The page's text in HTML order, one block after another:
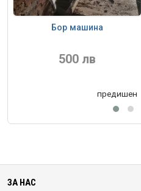
Бор машина
500 лв
предишен
ЗА НАС